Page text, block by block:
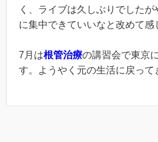
く、ライブは久しぶりでしたが
に集中できていいなと改めて感
7月は根管治療の講習会で東京
す。ようやく元の生活に戻って